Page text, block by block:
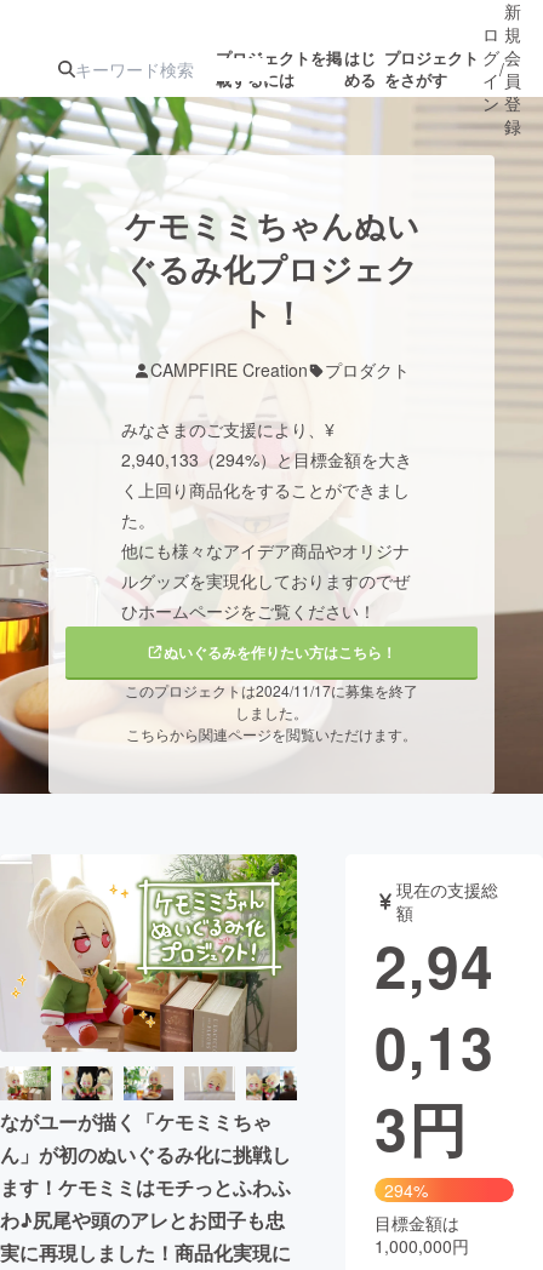
プロジェクトを掲
載するには
はじ
める
プロジェクト
をさがす
人気のプロ
ジェクト
注目のリ
ターン
注目の新着プロ
ジェクト
ロジェクト
アート・写真
映像・映画
ビジネス・起業
まちづくり・地域活性化
CAMPFIRE for Social GoodCAMPFIRE Creation
CAMPFIREふるさと納税machi-yaコミュニティ
ロ
グ
イ
ン
/
新
規
会
員
登
録
ケモミミちゃんぬい
ぐるみ化プロジェク
ト！
CAMPFIRE Creation プロダクト
みなさまのご支援により、¥
2,940,133（294%）と目標金額を大き
く上回り商品化をすることができまし
た。
他にも様々なアイデア商品やオリジナ
ルグッズを実現化しておりますのでぜ
ひホームページをご覧ください！
ぬいぐるみを作りたい方はこちら！
このプロジェクトは2024/11/17に募集を終了
しました。
こちらから関連ページを閲覧いただけます。
ながユーが描く「ケモミミちゃ
ん」が初のぬいぐるみ化に挑戦し
ます！ケモミミはモチっとふわふ
わ♪尻尾や頭のアレとお団子も忠
実に再現しました！商品化実現に
現在の支援総
額
2,94
0,13
3円
294%
目標金額は
1,000,000円